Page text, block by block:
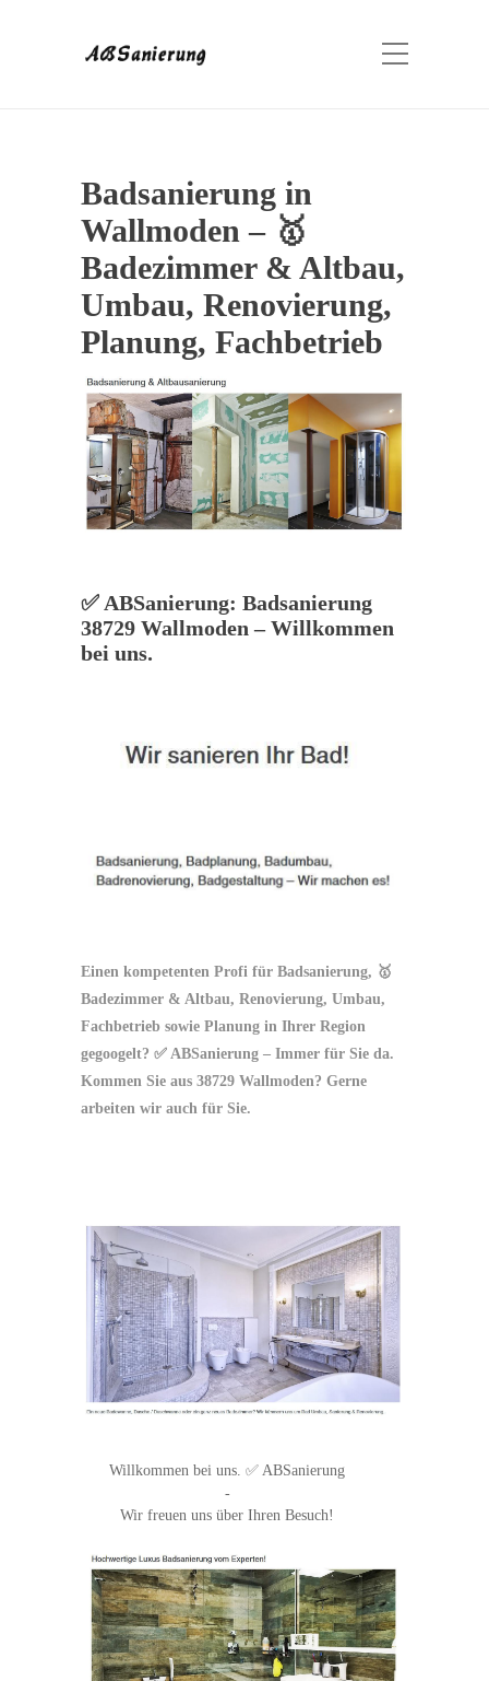
Badsanierung in
Wallmoden – 🥇
Badezimmer & Altbau,
Umbau, Renovierung,
Planung, Fachbetrieb
✅ ABSanierung: Badsanierung
38729 Wallmoden – Willkommen
bei uns.
Einen kompetenten Profi für Badsanierung, 🥇
Badezimmer & Altbau, Renovierung, Umbau,
Fachbetrieb sowie Planung in Ihrer Region
gegoogelt? ✅ ABSanierung – Immer für Sie da.
Kommen Sie aus 38729 Wallmoden? Gerne
arbeiten wir auch für Sie.
Willkommen bei uns. ✅ ABSanierung
-
Wir freuen uns über Ihren Besuch!